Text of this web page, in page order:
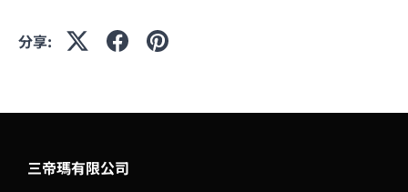
分享:
三帝瑪有限公司